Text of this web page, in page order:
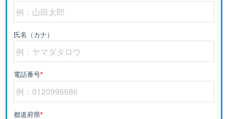
氏名（カナ）
電話番号*
都道府県*